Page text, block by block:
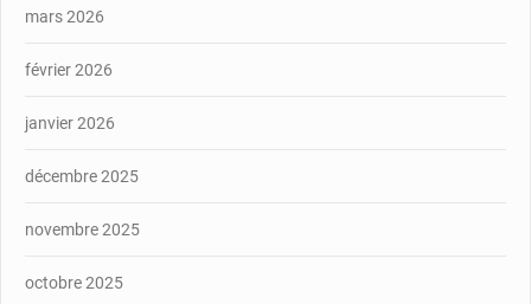
mars 2026
février 2026
janvier 2026
décembre 2025
novembre 2025
octobre 2025